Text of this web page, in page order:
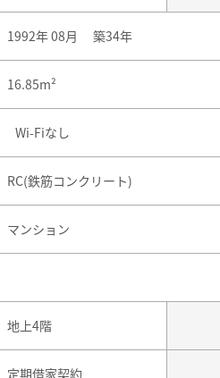
1992年 08月 築34年
16.85m²
Wi-Fiなし
RC(鉄筋コンクリート)
マンション
地上4階
定期借家契約